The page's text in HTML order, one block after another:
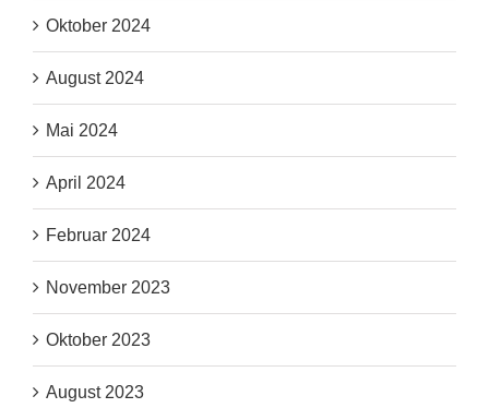
Oktober 2024
August 2024
Mai 2024
April 2024
Februar 2024
November 2023
Oktober 2023
August 2023